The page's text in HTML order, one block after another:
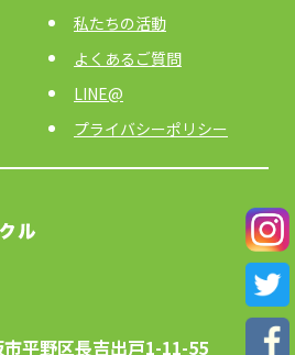
私たちの活動
よくあるご質問
LINE@
プライバシーポリシー
平野区長吉出戸1-11-55